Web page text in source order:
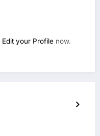
Edit your Profile now.